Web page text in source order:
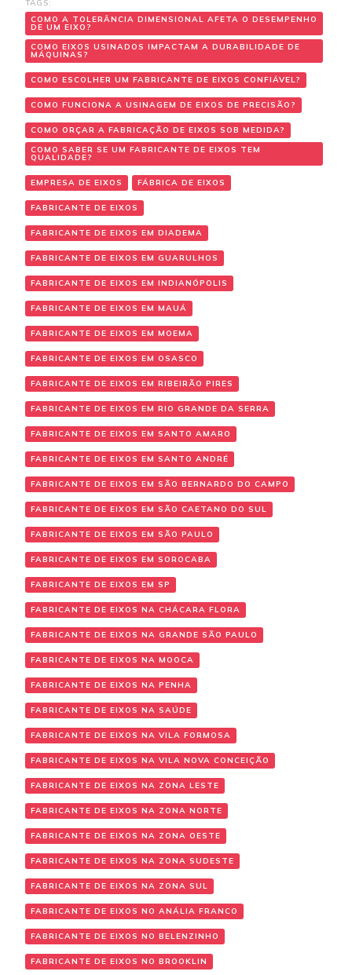
TAGS:
COMO A TOLERÂNCIA DIMENSIONAL AFETA O DESEMPENHO
DE UM EIXO?
COMO EIXOS USINADOS IMPACTAM A DURABILIDADE DE
MÁQUINAS?
COMO ESCOLHER UM FABRICANTE DE EIXOS CONFIÁVEL?
COMO FUNCIONA A USINAGEM DE EIXOS DE PRECISÃO?
COMO ORÇAR A FABRICAÇÃO DE EIXOS SOB MEDIDA?
COMO SABER SE UM FABRICANTE DE EIXOS TEM
QUALIDADE?
EMPRESA DE EIXOS FÁBRICA DE EIXOS
FABRICANTE DE EIXOS
FABRICANTE DE EIXOS EM DIADEMA
FABRICANTE DE EIXOS EM GUARULHOS
FABRICANTE DE EIXOS EM INDIANÓPOLIS
FABRICANTE DE EIXOS EM MAUÁ
FABRICANTE DE EIXOS EM MOEMA
FABRICANTE DE EIXOS EM OSASCO
FABRICANTE DE EIXOS EM RIBEIRÃO PIRES
FABRICANTE DE EIXOS EM RIO GRANDE DA SERRA
FABRICANTE DE EIXOS EM SANTO AMARO
FABRICANTE DE EIXOS EM SANTO ANDRÉ
FABRICANTE DE EIXOS EM SÃO BERNARDO DO CAMPO
FABRICANTE DE EIXOS EM SÃO CAETANO DO SUL
FABRICANTE DE EIXOS EM SÃO PAULO
FABRICANTE DE EIXOS EM SOROCABA
FABRICANTE DE EIXOS EM SP
FABRICANTE DE EIXOS NA CHÁCARA FLORA
FABRICANTE DE EIXOS NA GRANDE SÃO PAULO
FABRICANTE DE EIXOS NA MOOCA
FABRICANTE DE EIXOS NA PENHA
FABRICANTE DE EIXOS NA SAÚDE
FABRICANTE DE EIXOS NA VILA FORMOSA
FABRICANTE DE EIXOS NA VILA NOVA CONCEIÇÃO
FABRICANTE DE EIXOS NA ZONA LESTE
FABRICANTE DE EIXOS NA ZONA NORTE
FABRICANTE DE EIXOS NA ZONA OESTE
FABRICANTE DE EIXOS NA ZONA SUDESTE
FABRICANTE DE EIXOS NA ZONA SUL
FABRICANTE DE EIXOS NO ANÁLIA FRANCO
FABRICANTE DE EIXOS NO BELENZINHO
FABRICANTE DE EIXOS NO BROOKLIN